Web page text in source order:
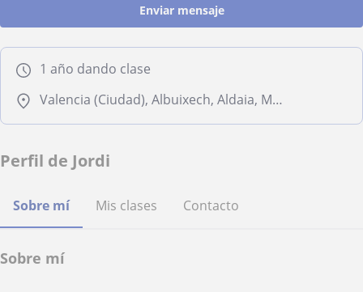
Enviar mensaje
1 año dando clase
Valencia (Ciudad), Albuixech, Aldaia, Mislata, Quart de Poblet, Xirivella
Perfil de Jordi
Sobre mí Mis clases Contacto
Sobre mí